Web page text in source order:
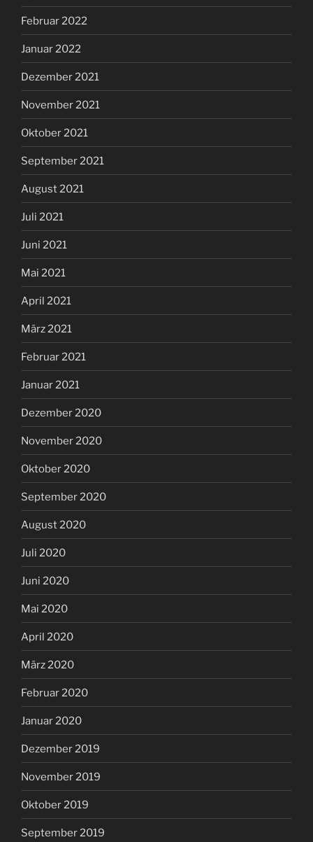
Februar 2022
Januar 2022
Dezember 2021
November 2021
Oktober 2021
September 2021
August 2021
Juli 2021
Juni 2021
Mai 2021
April 2021
März 2021
Februar 2021
Januar 2021
Dezember 2020
November 2020
Oktober 2020
September 2020
August 2020
Juli 2020
Juni 2020
Mai 2020
April 2020
März 2020
Februar 2020
Januar 2020
Dezember 2019
November 2019
Oktober 2019
September 2019